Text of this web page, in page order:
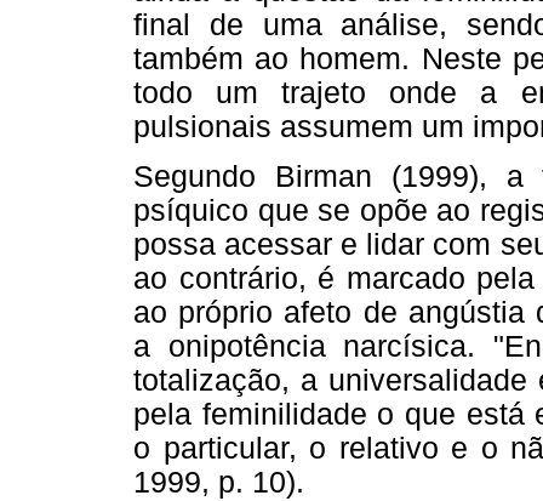
final de uma análise,
também ao homem. Neste
todo um trajeto onde a
pulsionais assumem um
Segundo Birman (1999), a
psíquico que se opõe ao
possa acessar e lidar com
ao contrário, é marcado
ao próprio afeto de angústia
a onipotência narcísica.
totalização, a
pela feminilidade o que está
o particular, o relativo e o
1999, p. 10).